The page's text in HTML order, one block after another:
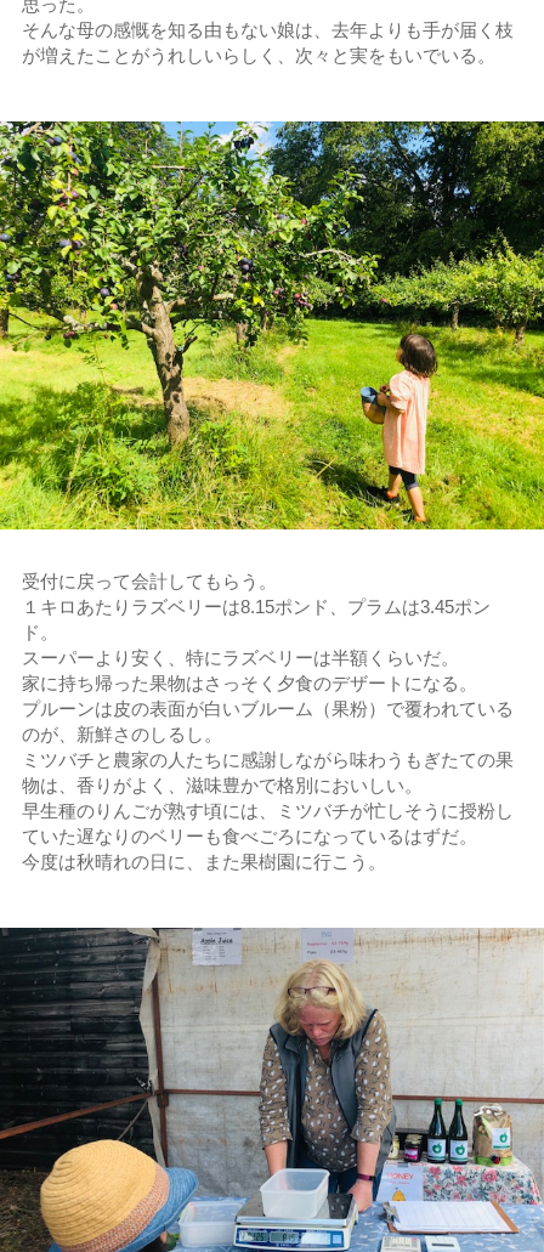
思った。
そんな母の感慨を知る由もない娘は、去年よりも手が届く枝
が増えたことがうれしいらしく、次々と実をもいでいる。
受付に戻って会計してもらう。
１キロあたりラズベリーは8.15ポンド、プラムは3.45ポン
ド。
スーパーより安く、特にラズベリーは半額くらいだ。
家に持ち帰った果物はさっそく夕食のデザートになる。
プルーンは皮の表面が白いブルーム（果粉）で覆われている
のが、新鮮さのしるし。
ミツバチと農家の人たちに感謝しながら味わうもぎたての果
物は、香りがよく、滋味豊かで格別においしい。
早生種のりんごが熟す頃には、ミツバチが忙しそうに授粉し
ていた遅なりのベリーも食べごろになっているはずだ。
今度は秋晴れの日に、また果樹園に行こう。